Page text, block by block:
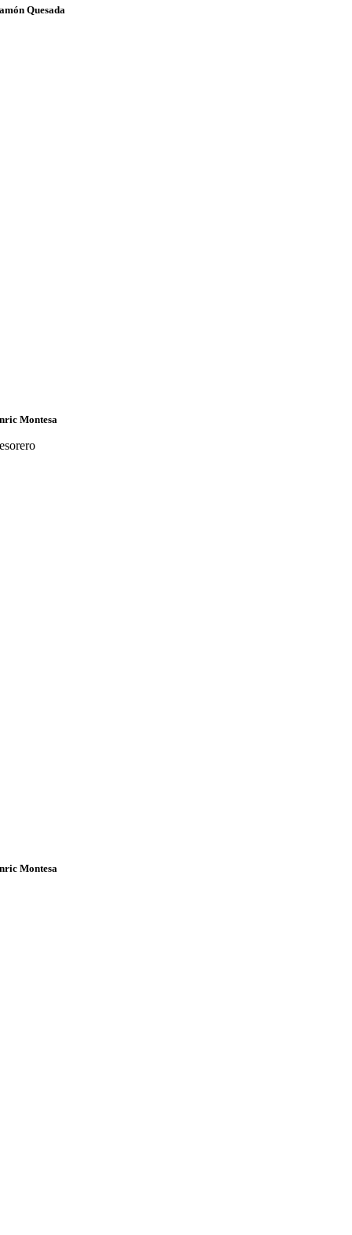
Quesada
Montesa
Montesa